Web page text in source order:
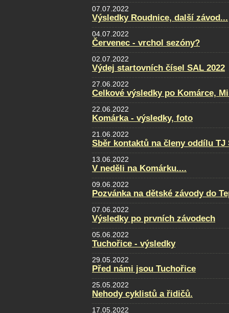
07.07.2022
Výsledky Roudnice, další závod...
04.07.2022
Červenec - vrchol sezóny?
02.07.2022
Výdej startovních čísel SAL 2022
27.06.2022
Celkové výsledky po Komárce,
22.06.2022
Komárka - výsledky, foto
21.06.2022
Sběr kontaktů na členy oddílu TJ
13.06.2022
V neděli na Komárku....
09.06.2022
Pozvánka na dětské závody do
07.06.2022
Výsledky po prvních závodech
05.06.2022
Tuchořice - výsledky
29.05.2022
Před námi jsou Tuchořice
25.05.2022
Nehody cyklistů a řidičů.
17.05.2022